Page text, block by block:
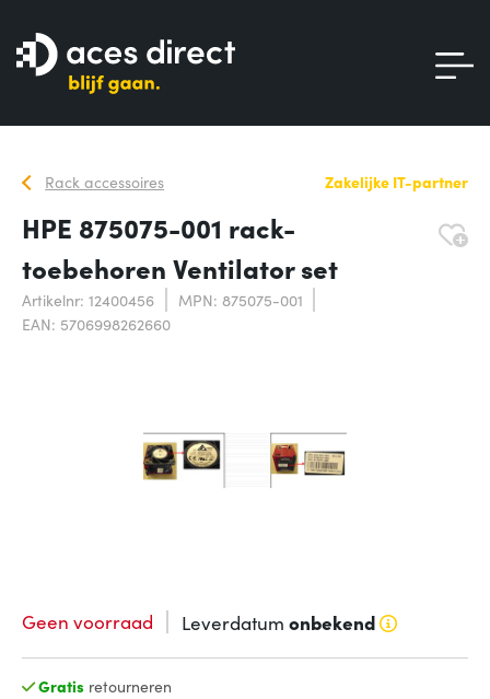
Rack accessoires Zakelijke IT-partner
HPE 875075-001 rack-
toebehoren Ventilator set
Artikelnr: 12400456
MPN: 875075-001
EAN: 5706998262660
Geen voorraad Leverdatum onbekend
Gratis retourneren